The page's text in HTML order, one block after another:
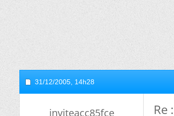
31/12/2005, 14h28
inviteacc85fce Re